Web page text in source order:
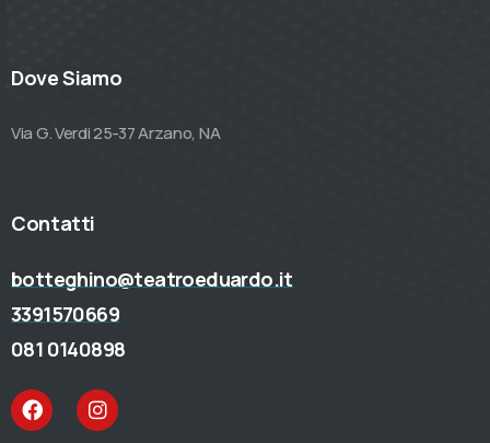
Dove Siamo
Via G. Verdi 25-37 Arzano, NA
Contatti
botteghino@teatroeduardo.it
3391570669
081 0140898